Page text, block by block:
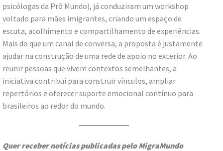
psicólogas da Prô Mundo), já conduziram um workshop
voltado para mães imigrantes, criando um espaço de
escuta, acolhimento e compartilhamento de experiências.
Mais do que um canal de conversa, a proposta é justamente
ajudar na construção de uma rede de apoio no exterior. Ao
reunir pessoas que vivem contextos semelhantes, a
iniciativa contribui para construir vínculos, ampliar
repertórios e oferecer suporte emocional contínuo para
brasileiros ao redor do mundo.
Quer receber notícias publicadas pelo MigraMundo